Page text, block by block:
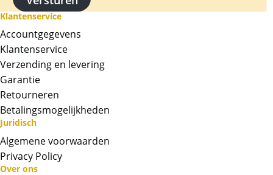
Klantenservice
Accountgegevens
Klantenservice
Verzending en levering
Garantie
Retourneren
Betalingsmogelijkheden
Juridisch
Algemene voorwaarden
Privacy Policy
Over ons